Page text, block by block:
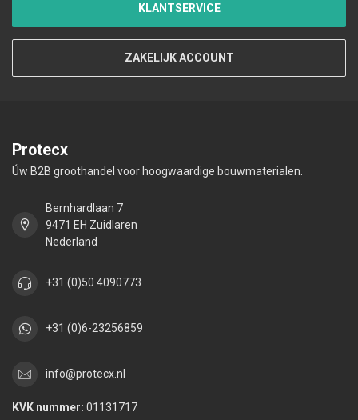
KLANTSERVICE
ZAKELIJK ACCOUNT
Protecx
Úw B2B groothandel voor hoogwaardige bouwmaterialen.
Bernhardlaan 7
9471 EH Zuidlaren
Nederland
+31 (0)50 4090773
+31 (0)6-23256859
info@protecx.nl
KVK nummer: 01131717